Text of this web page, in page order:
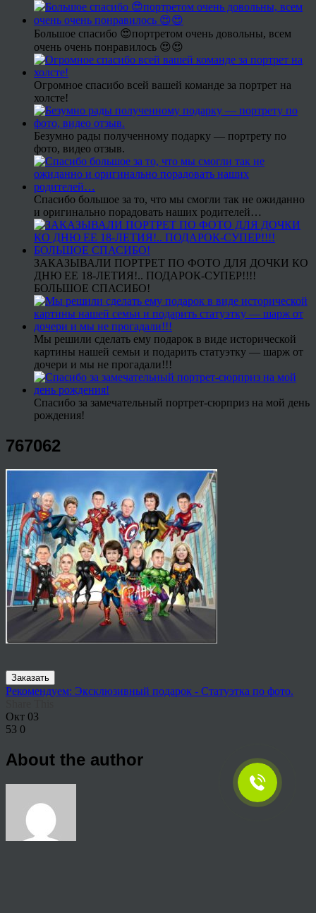
Большое спасибо 😍портретом очень довольны, всем
очень очень понравилось 😍😍
Огромное спасибо всей вашей команде за портрет на
холсте!
Безумно рады полученному подарку — портрету по
фото, видео отзыв.
Спасибо большое за то, что мы смогли так не ожиданно
и оригинально порадовать наших родителей…
ЗАКАЗЫВАЛИ ПОРТРЕТ ПО ФОТО ДЛЯ ДОЧКИ КО
ДНЮ ЕЕ 18-ЛЕТИЯ!.. ПОДАРОК-СУПЕР!!!!
БОЛЬШОЕ СПАСИБО!
Мы решили сделать ему подарок в виде исторической
картины нашей семьи и подарить статуэтку — шарж от
дочери и мы не прогадали!!!
Спасибо за замечательный портрет-сюрприз на мой день
рождения!
767062
Заказать
Рекомендуем: Эксклюзивный подарок - Статуэтка по фото.
Окт 03
53 0
About the author